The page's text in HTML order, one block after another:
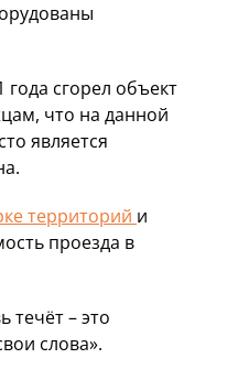
сгорел объект
что на данной
является
территорий и
проезда в
течёт – это
слова».